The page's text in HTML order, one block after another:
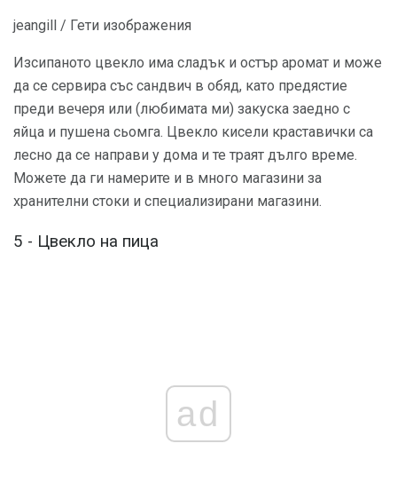
jeangill / Гети изображения
Изсипаното цвекло има сладък и остър аромат и може
да се сервира със сандвич в обяд, като предястие
преди вечеря или (любимата ми) закуска заедно с
яйца и пушена сьомга. Цвекло кисели краставички са
лесно да се направи у дома и те траят дълго време.
Можете да ги намерите и в много магазини за
хранителни стоки и специализирани магазини.
5 - Цвекло на пица
ad